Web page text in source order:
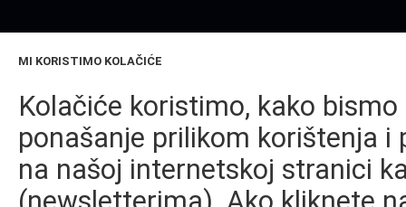
MI KORISTIMO KOLAČIĆE
Kolačiće koristimo, kako
ponašanje prilikom korištenja
na našoj internetskoj stranici